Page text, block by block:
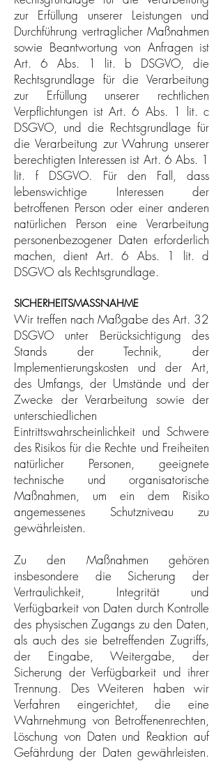
zur Erfüllung unserer Leistungen und
Durchführung vertraglicher Maßnahmen
sowie Beantwortung von Anfragen ist
Art. 6 Abs. 1 lit. b DSGVO, die
Rechtsgrundlage für die Verarbeitung
zur Erfüllung unserer rechtlichen
Verpflichtungen ist Art. 6 Abs. 1 lit. c
DSGVO, und die Rechtsgrundlage für
die Verarbeitung zur Wahrung unserer
berechtigten Interessen ist Art. 6 Abs. 1
lit. f DSGVO. Für den Fall, dass
lebenswichtige Interessen der
betroffenen Person oder einer anderen
natürlichen Person eine Verarbeitung
personenbezogener Daten erforderlich
machen, dient Art. 6 Abs. 1 lit. d
DSGVO als Rechtsgrundlage.
SICHERHEITSMASSNAHME
Wir treffen nach Maßgabe des Art. 32
DSGVO unter Berücksichtigung des
Stands der Technik, der
Implementierungskosten und der Art,
des Umfangs, der Umstände und der
Zwecke der Verarbeitung sowie der
unterschiedlichen
Eintrittswahrscheinlichkeit und Schwere
des Risikos für die Rechte und Freiheiten
natürlicher Personen, geeignete
technische und organisatorische
Maßnahmen, um ein dem Risiko
angemessenes Schutzniveau zu
gewährleisten.
Zu den Maßnahmen gehören
insbesondere die Sicherung der
Vertraulichkeit, Integrität und
Verfügbarkeit von Daten durch Kontrolle
des physischen Zugangs zu den Daten,
als auch des sie betreffenden Zugriffs,
der Eingabe, Weitergabe, der
Sicherung der Verfügbarkeit und ihrer
Trennung. Des Weiteren haben wir
Verfahren eingerichtet, die eine
Wahrnehmung von Betroffenenrechten,
Löschung von Daten und Reaktion auf
Gefährdung der Daten gewährleisten.